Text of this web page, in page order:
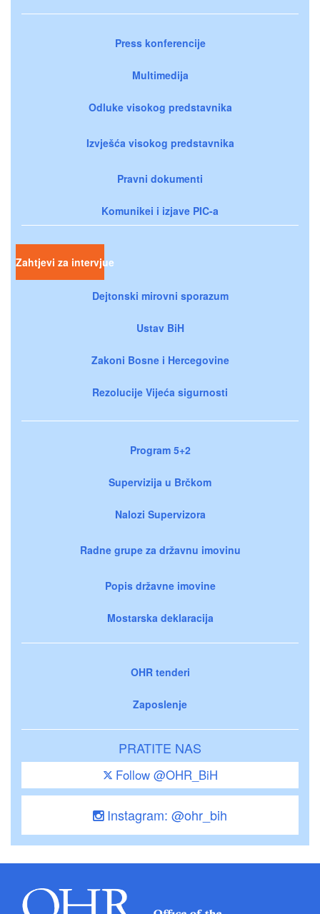
Press konferencije
Multimedija
Odluke visokog predstavnika
Izvješća visokog predstavnika
Pravni dokumenti
Komunikei i izjave PIC-a
Zahtjevi za intervjue
Dejtonski mirovni sporazum
Ustav BiH
Zakoni Bosne i Hercegovine
Rezolucije Vijeća sigurnosti
Program 5+2
Supervizija u Brčkom
Nalozi Supervizora
Radne grupe za državnu imovinu
Popis državne imovine
Mostarska deklaracija
OHR tenderi
Zaposlenje
PRATITE NAS
Follow @OHR_BiH
Instagram: @ohr_bih